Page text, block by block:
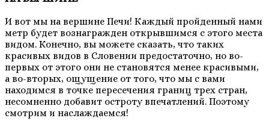
И вот мы на вершине Печи! Каждый пройденный нами
метр будет вознагражден открывшимся с этого места
видом. Конечно, вы можете сказать, что таких
красивых видов в Словении предостаточно, но во-
первых от этого они не становятся менее красивыми,
а во-вторых, ощущение от того, что мы с вами
находимся в точке пересечения границ трех стран,
несомненно добавит остроту впечатлений. Поэтому
смотрим и наслаждаемся!